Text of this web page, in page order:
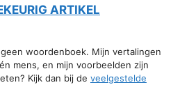
ARTIKEL
woordenboek. Mijn vertalingen
mens, en mijn voorbeelden zijn
Kijk dan bij de veelgestelde